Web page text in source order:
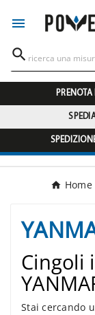


Home
Cingoli
Stai cercando